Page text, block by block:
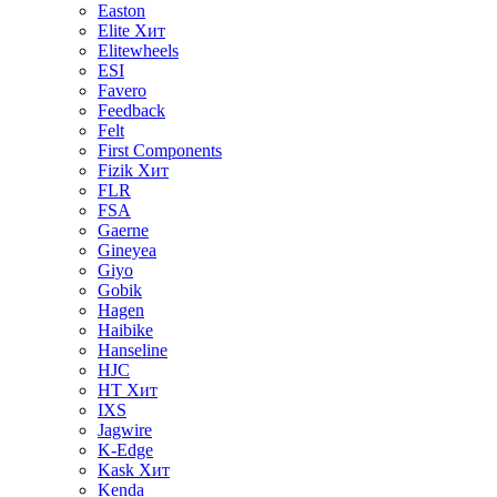
Easton
Elite Хит
Elitewheels
ESI
Favero
Feedback
Felt
First Components
Fizik Хит
FLR
FSA
Gaerne
Gineyea
Giyo
Gobik
Hagen
Haibike
Hanseline
HJC
HT Хит
IXS
Jagwire
K-Edge
Kask Хит
Kenda